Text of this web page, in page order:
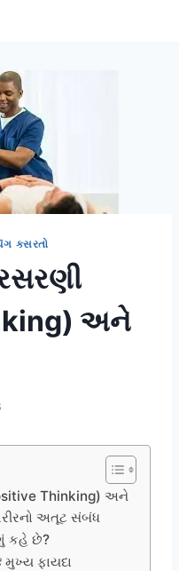
કસરતો
અને
Thinking) અને
અતૂટ સંબંધ
કહે છે?
મુખ્ય ફાયદા